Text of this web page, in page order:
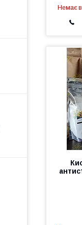
Немає в